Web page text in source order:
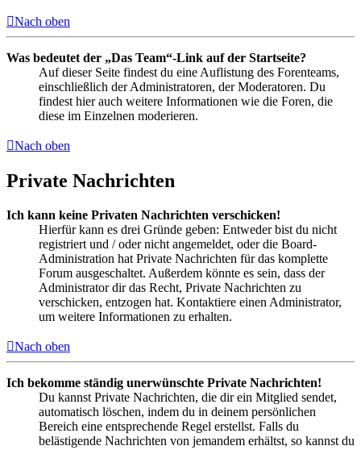
Nach oben
Was bedeutet der „Das Team“-Link auf der Startseite?
Auf dieser Seite findest du eine Auflistung des Forenteams,
einschließlich der Administratoren, der Moderatoren. Du
findest hier auch weitere Informationen wie die Foren, die
diese im Einzelnen moderieren.
Nach oben
Private Nachrichten
Ich kann keine Privaten Nachrichten verschicken!
Hierfür kann es drei Gründe geben: Entweder bist du nicht
registriert und / oder nicht angemeldet, oder die Board-
Administration hat Private Nachrichten für das komplette
Forum ausgeschaltet. Außerdem könnte es sein, dass der
Administrator dir das Recht, Private Nachrichten zu
verschicken, entzogen hat. Kontaktiere einen Administrator,
um weitere Informationen zu erhalten.
Nach oben
Ich bekomme ständig unerwünschte Private Nachrichten!
Du kannst Private Nachrichten, die dir ein Mitglied sendet,
automatisch löschen, indem du in deinem persönlichen
Bereich eine entsprechende Regel erstellst. Falls du
belästigende Nachrichten von jemandem erhältst, so kannst du